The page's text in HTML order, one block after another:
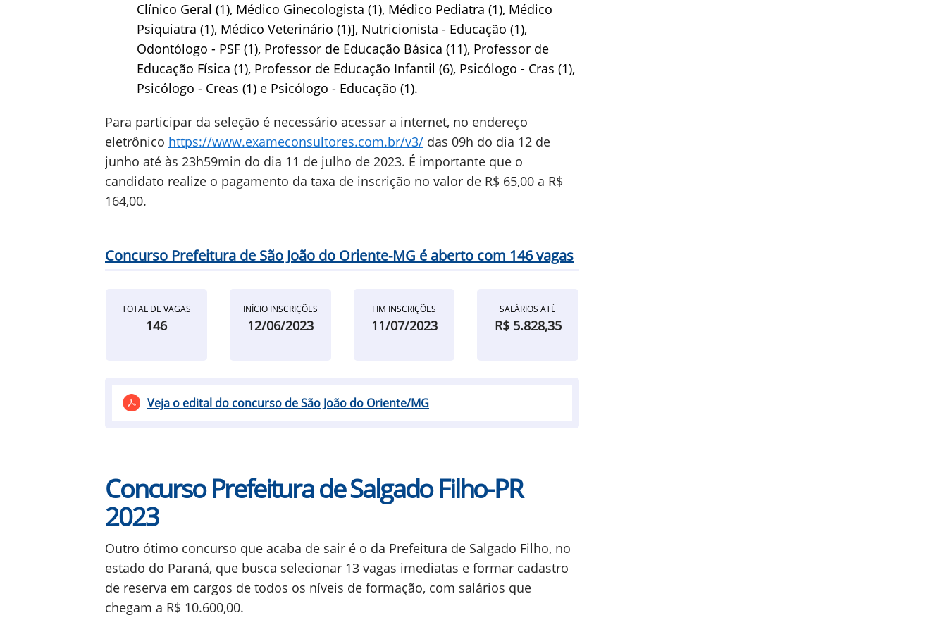
Clínico Geral (1), Médico Ginecologista (1), Médico Pediatra (1), Médico
Psiquiatra (1), Médico Veterinário (1)], Nutricionista - Educação (1),
Odontólogo - PSF (1), Professor de Educação Básica (11), Professor de
Educação Física (1), Professor de Educação Infantil (6), Psicólogo - Cras (1),
Psicólogo - Creas (1) e Psicólogo - Educação (1).
Para participar da seleção é necessário acessar a internet, no endereço
eletrônico https://www.exameconsultores.com.br/v3/ das 09h do dia 12 de
junho até às 23h59min do dia 11 de julho de 2023. É importante que o
candidato realize o pagamento da taxa de inscrição no valor de R$ 65,00 a R$
164,00.
Concurso Prefeitura de São João do Oriente-MG é aberto com 146 vagas
TOTAL DE VAGAS
146
INÍCIO INSCRIÇÕES
12/06/2023
FIM INSCRIÇÕES
11/07/2023
SALÁRIOS ATÉ
R$ 5.828,35
Veja o edital do concurso de São João do Oriente/MG
Concurso Prefeitura de Salgado Filho-PR
2023
Outro ótimo concurso que acaba de sair é o da Prefeitura de Salgado Filho, no
estado do Paraná, que busca selecionar 13 vagas imediatas e formar cadastro
de reserva em cargos de todos os níveis de formação, com salários que
chegam a R$ 10.600,00.